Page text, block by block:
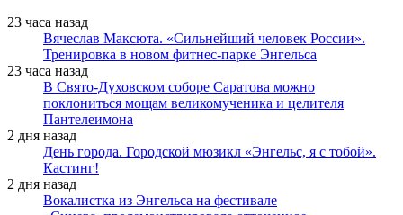
23 часа назад
Вячеслав Максюта. «Сильнейший человек России».
Тренировка в новом фитнес-парке Энгельса
23 часа назад
В Свято-Духовском соборе Саратова можно
поклониться мощам великомученика и целителя
Пантелеимона
2 дня назад
День города. Городской мюзикл «Энгельс, я с тобой».
Кастинг!
2 дня назад
Вокалистка из Энгельса на фестивале